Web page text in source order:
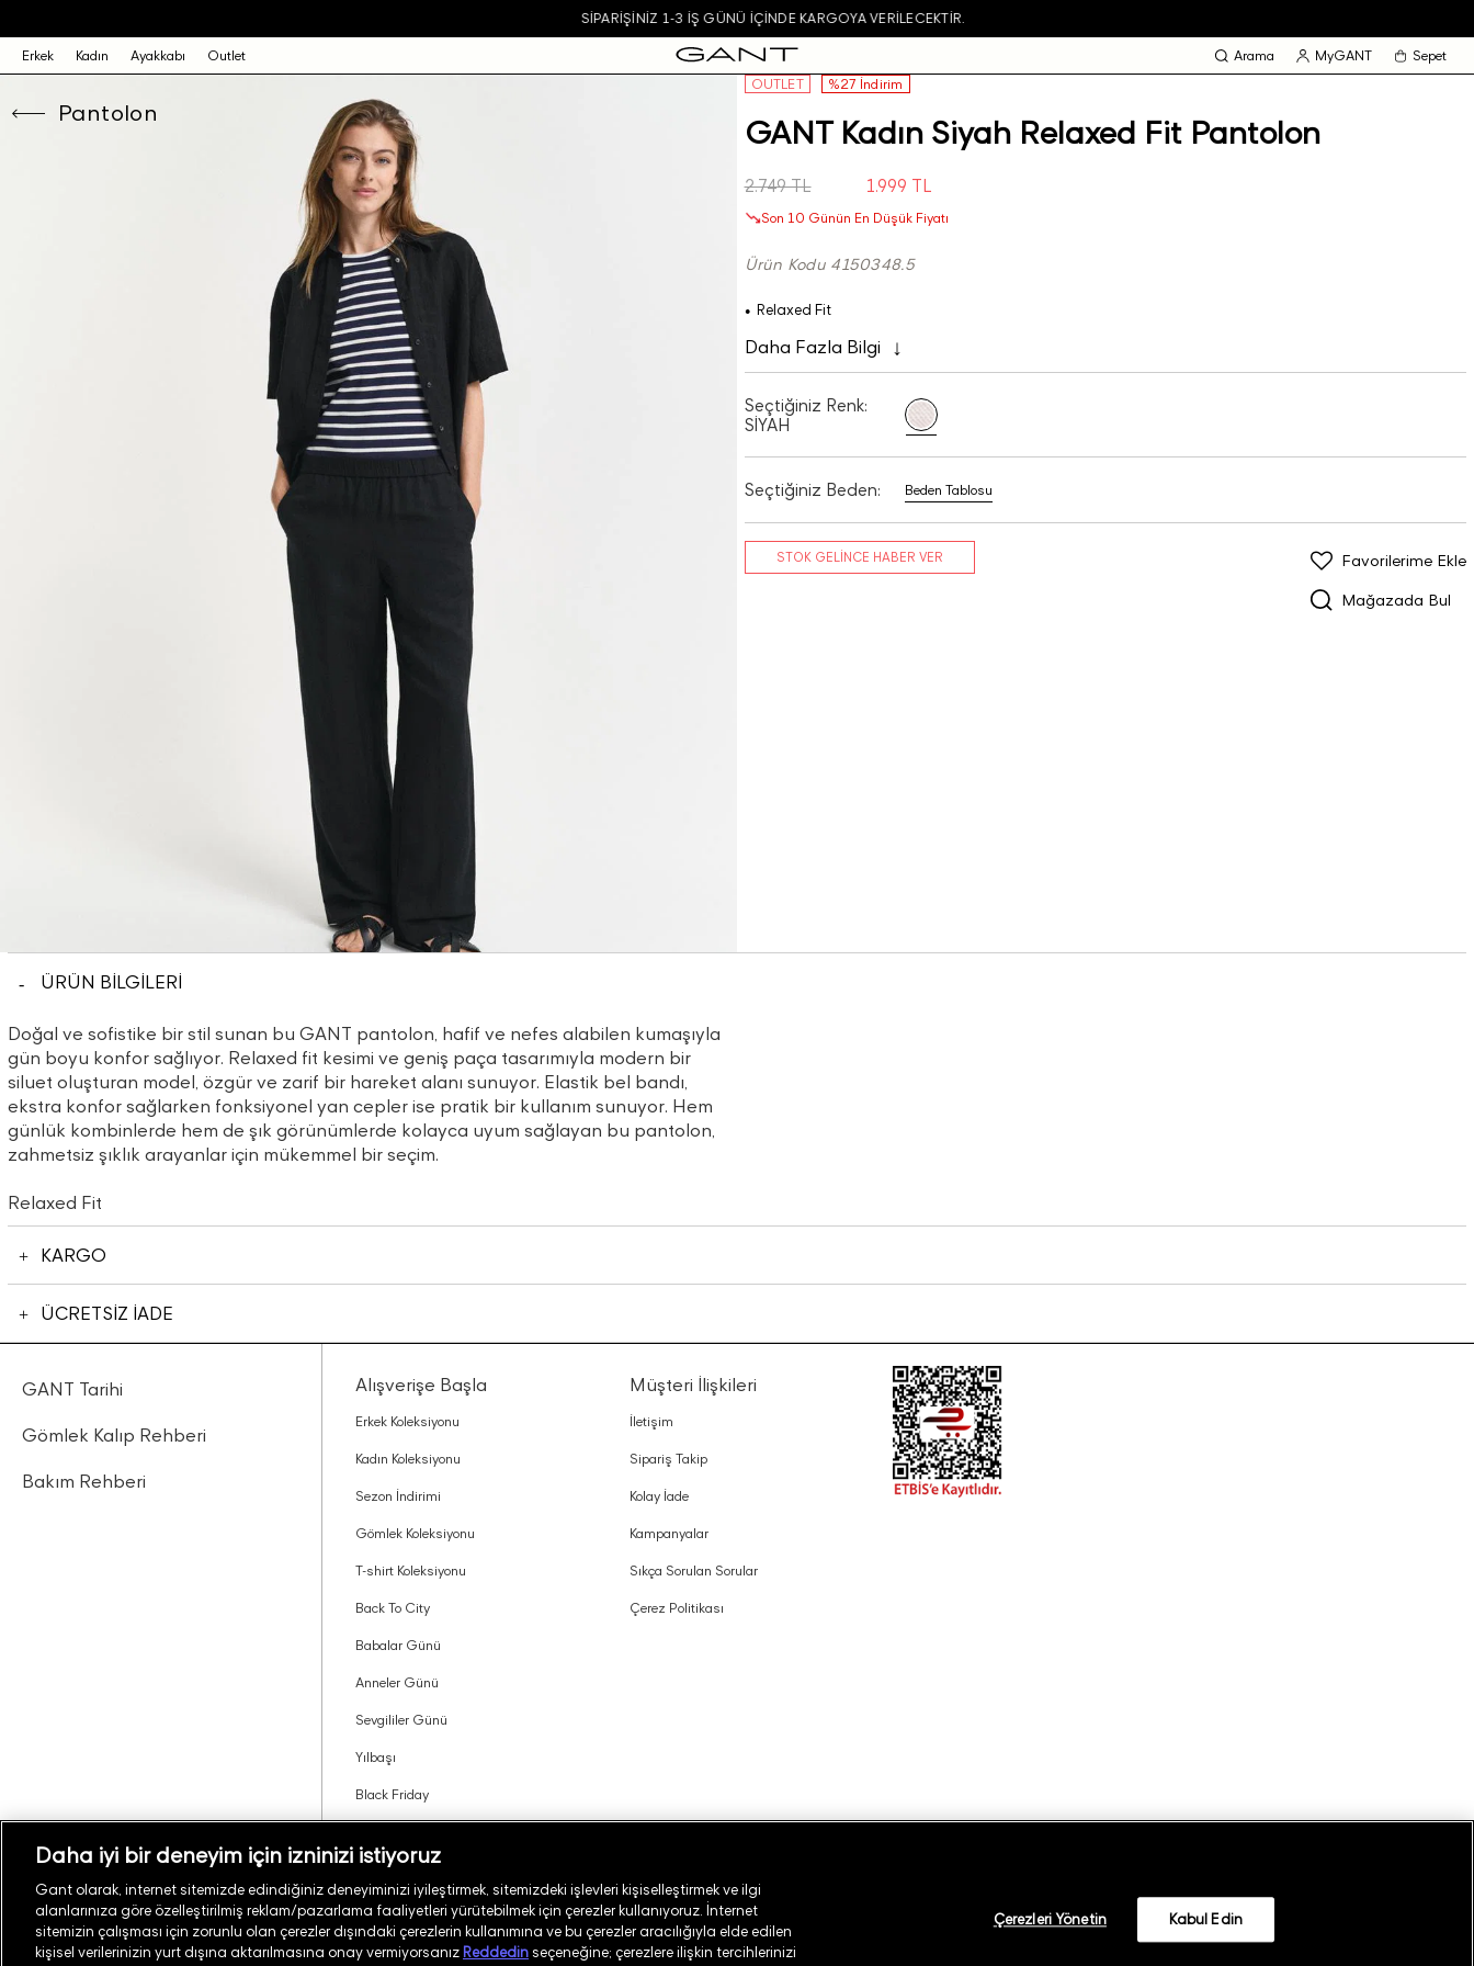
SIPARIŞINIZ 1-3 IŞ GÜNÜ IÇINDE KARGOYA VERILECEKTIR.
Erkek Kadın Ayakkabı Outlet Arama MyGANT Sepet
Pantolon
OUTLET %27 İndirim
GANT Kadın Siyah Relaxed Fit Pantolon
2.749 TL 1.999 TL
Son 10 Günün En Düşük Fiyatı
Ürün Kodu 4150348.5
Relaxed Fit
Daha Fazla Bilgi
Seçtiğiniz Renk:
SİYAH
Seçtiğiniz Beden: Beden Tablosu
STOK GELİNCE HABER VER
Mağazada Bul
Favorilerime Ekle
ÜRÜN BİLGİLERİ
Doğal ve sofistike bir stil sunan bu GANT pantolon, hafif ve nefes alabilen kumaşıyla
gün boyu konfor sağlıyor. Relaxed fit kesimi ve geniş paça tasarımıyla modern bir
siluet oluşturan model, özgür ve zarif bir hareket alanı sunuyor. Elastik bel bandı,
ekstra konfor sağlarken fonksiyonel yan cepler ise pratik bir kullanım sunuyor. Hem
günlük kombinlerde hem de şık görünümlerde kolayca uyum sağlayan bu pantolon,
zahmetsiz şıklık arayanlar için mükemmel bir seçim.
Relaxed Fit
KARGO
ÜCRETSİZ İADE
GANT Tarihi
Gömlek Kalıp Rehberi
Bakım Rehberi
Alışverişe Başla
Erkek Koleksiyonu
Kadın Koleksiyonu
Sezon İndirimi
Gömlek Koleksiyonu
T-shirt Koleksiyonu
Back To City
Babalar Günü
Anneler Günü
Sevgililer Günü
Yılbaşı
Black Friday
Müşteri İlişkileri
İletişim
Sipariş Takip
Kolay İade
Kampanyalar
Sıkça Sorulan Sorular
Çerez Politikası
Türkiye Mağaza Bul
Daha iyi bir deneyim için izninizi istiyoruz
Gant olarak, internet sitemizde edindiğiniz deneyiminizi iyileştirmek, sitemizdeki işlevleri kişiselleştirmek ve ilgi
alanlarınıza göre özelleştirilmiş reklam/pazarlama faaliyetleri yürütebilmek için çerezler kullanıyoruz. İnternet
sitemizin çalışması için zorunlu olan çerezler dışındaki çerezlerin kullanımına ve bu çerezler aracılığıyla elde edilen
kişisel verilerinizin yurt dışına aktarılmasına onay vermiyorsanız Reddedin seçeneğine; çerezlere ilişkin tercihlerinizi
Çerezleri Yönetin Kabul Edin